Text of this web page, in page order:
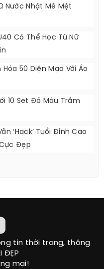
Nước Nhật Mê Mệt
Có Thể Học Từ Nữ
Hóa 50 Diện Mạo Với Áo
10 Set Đồ Màu Trầm
‘hack’ Tuổi Đỉnh Cao
Cực Đẹp
tin thời trang, thông
ĐẸP
mại!